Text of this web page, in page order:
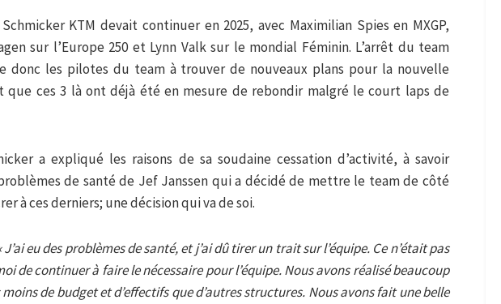
KTM devait continuer en 2025, avec Maximilian Spies en MXGP,
sur l’Europe 250 et Lynn Valk sur le mondial Féminin. L’arrêt du team
donc les pilotes du team à trouver de nouveaux plans pour la nouvelle
que ces 3 là ont déjà été en mesure de rebondir malgré le court laps de
a expliqué les raisons de sa soudaine cessation d’activité, à savoir
de santé de Jef Janssen qui a décidé de mettre le team de côté
à ces derniers; une décision qui va de soi.
J’ai eu des problèmes de santé, et j’ai dû tirer un trait sur l’équipe. Ce n’était pas
de continuer à faire le nécessaire pour l’équipe. Nous avons réalisé beaucoup
moins de budget et d’effectifs que d’autres structures. Nous avons fait une belle